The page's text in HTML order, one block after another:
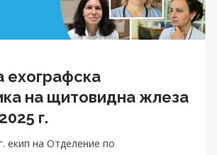
ехографска
на щитовидна жлеза
г.
екип на Отделение по